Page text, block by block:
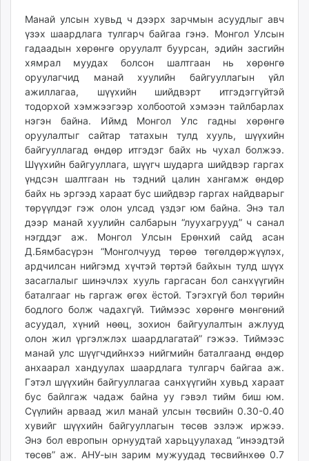
mass.mn
unegui.mn
assa.mn
toim.mn
tac.mn
paparazzi.mn
unread.today
Манай улсын хувьд ч дээрх зарчмын асуудлыг авч
үзэх шаардлага тулгарч байгаа гэнэ. Монгол Улсын
гадаадын хөрөнгө оруулалт буурсан, эдийн засгийн
хямрал муудах болсон шалтгаан нь хөрөнгө
оруулагчид манай хуулийн байгууллагын үйл
ажиллагаа, шүүхийн шийдвэрт итгэдэггүйтэй
тодорхой хэмжээгээр холбоотой хэмээн тайлбарлах
нэгэн байна. Иймд Монгол Улс гадны хөрөнгө
оруулалтыг сайтар татахын тулд хууль, шүүхийн
байгууллагад өндөр итгэдэг байх нь чухал болжээ.
Шүүхийн байгууллага, шүүгч шударга шийдвэр гаргах
үндсэн шалтгаан нь тэдний цалин хангамж өндөр
байх нь эргээд хараат бус шийдвэр гаргах найдварыг
төрүүлдэг гэж олон улсад үздэг юм байна. Энэ тал
дээр манай хуулийн салбарын “луухагрууд” ч санал
нэгддэг аж. Монгол Улсын Ерөнхий сайд асан
Д.Бямбасүрэн “Монголчууд төрөө төгөлдөржүүлэх,
ардчилсан нийгэмд хүчтэй төртэй байхын тулд шүүх
засаглалыг шинэчлэх хууль гаргасан бол санхүүгийн
баталгааг нь гаргаж өгөх ёстой. Тэгэхгүй бол төрийн
бодлого болж чадахгүй. Тиймээс хөрөнгө мөнгөний
асуудал, хүний нөөц, зохион байгуулалтын ажлууд
олон жил үргэлжлэх шаардлагатай” гэжээ. Тиймээс
манай улс шүүгчдийнхээ нийгмийн баталгаанд өндөр
анхаарал хандуулах шаардлага тул­гарч байгаа аж.
Гэтэл шүүхийн байгууллагаа санхүүгийн хувьд хараат
бус байлгаж чадаж байна уу гэвэл тийм биш юм.
Сүүлийн арваад жил манай улсын төсвийн 0.30-0.40
хувийг шүүхийн байгууллагын төсөв эзлэж иржээ.
Энэ бол европын орнуудтай харьцуулахад “инээдтэй
төсөв” аж. АНУ-ын зарим мужуудад төсвийнхөө 0.7